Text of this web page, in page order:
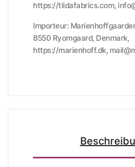
https://tildafabrics.com,
Importeur:
8550 Ryomgaard, Denmark,
https://marienhoff.dk,